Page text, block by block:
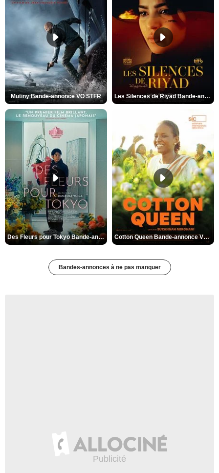
Mutiny Bande-annonce VO STFR Les Silences de Riyad Bande-annonce VO STFR
Des Fleurs pour Tokyo Bande-annonce VO STFR Cotton Queen Bande-annonce VO STFR
Bandes-annonces à ne pas manquer